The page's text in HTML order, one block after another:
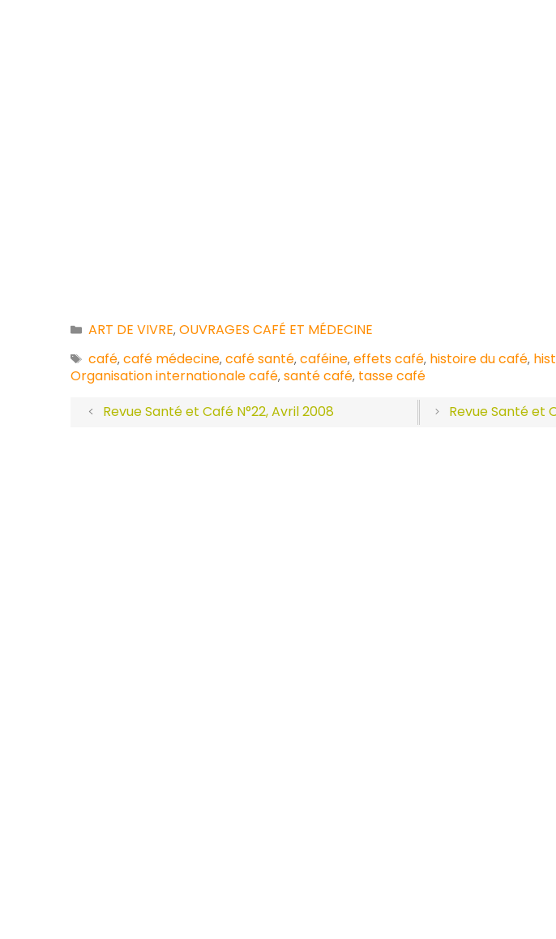
Catégories
ART DE VIVRE, OUVRAGES CAFÉ ET MÉDECINE
Étiquettes
café, café médecine, café santé, caféine, effets café, histoire du café,
Organisation internationale café, santé café, tasse café
Revue Santé et Café N°22, Avril 2008
Revue Santé et